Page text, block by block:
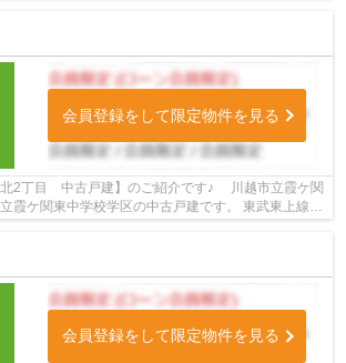
川越駅徒歩15分のマンショ...
会員登録をして限定物件を見る
2丁目 中古戸建】のご紹介です♪ 川越市立霞ケ関
霞ケ関東中学校学区の中古戸建です。 東武東上線沿
関駅徒歩12分の中古戸建で...
会員登録をして限定物件を見る